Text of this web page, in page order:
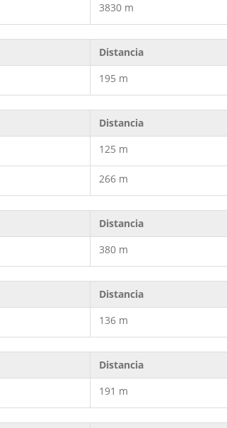
3830 m
Distancia
195 m
Distancia
125 m
266 m
Distancia
380 m
Distancia
136 m
Distancia
191 m